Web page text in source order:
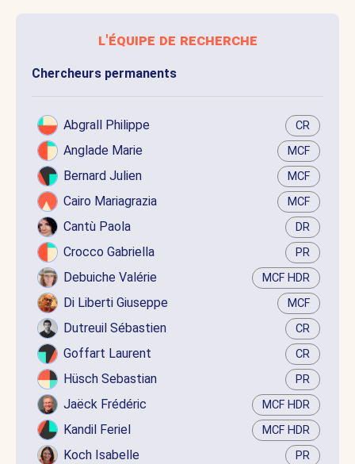
l'équipe de recherche
Chercheurs permanents
Abgrall Philippe CR
Anglade Marie MCF
Bernard Julien MCF
Cairo Mariagrazia MCF
Cantù Paola DR
Crocco Gabriella PR
Debuiche Valérie MCF HDR
Di Liberti Giuseppe MCF
Dutreuil Sébastien CR
Goffart Laurent CR
Hüsch Sebastian PR
Jaëck Frédéric MCF HDR
Kandil Feriel MCF HDR
Koch Isabelle PR